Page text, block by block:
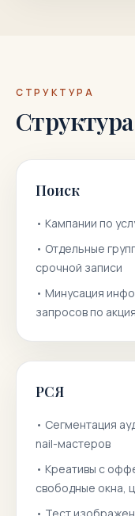
СТРУКТУРА
Поиск
• Кампании по
• Отдельные
срочной записи
• Минусация
запросов по
РСЯ
• Сегментация
nail-мастеров
• Креативы с
свободные окна,